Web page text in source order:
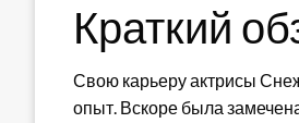
Краткий
Свою карьеру актрисы
опыт. Вскоре была